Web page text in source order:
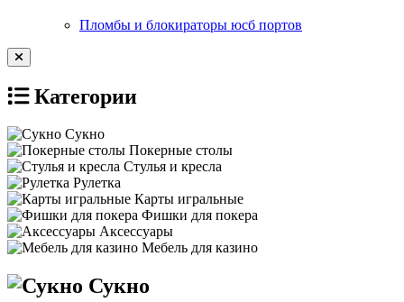
Пломбы и блокираторы юсб портов
Категории
Сукно
Покерные столы
Стулья и кресла
Рулетка
Карты игральные
Фишки для покера
Аксессуары
Мебель для казино
Сукно